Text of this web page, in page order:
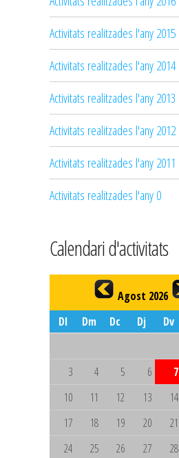
Activitats realitzades l'any 2015
Activitats realitzades l'any 2014
Activitats realitzades l'any 2013
Activitats realitzades l'any 2012
Activitats realitzades l'any 2011
Activitats realitzades l'any 0
Calendari d'activitats
Agost 2026
Dl
Dm Dc Dj Dv
3
4 5 6 7
10
11 12 13 14
17
18 19 20 21
24
25 26 27 28